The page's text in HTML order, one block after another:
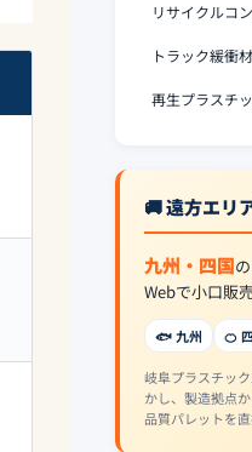
リサイクルコ
トラック緩衝
再生プラスチ
🚚 遠方エリ
九州・四国
Webで小口販
🐟 九州 🍊
岐阜プラスチッ
かし、製造拠点
品質パレットを直